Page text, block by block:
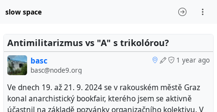
slow space
Antimilitarizmus vs "A" s trikolórou?
1 year ago
basc
basc@node9.org
Ve dnech 19. až 21. 9. 2024 se v rakouském městě Graz
konal anarchistický bookfair, kterého jsem se aktivně
účastnil na základě pozvánky organizačního kolektivu. V